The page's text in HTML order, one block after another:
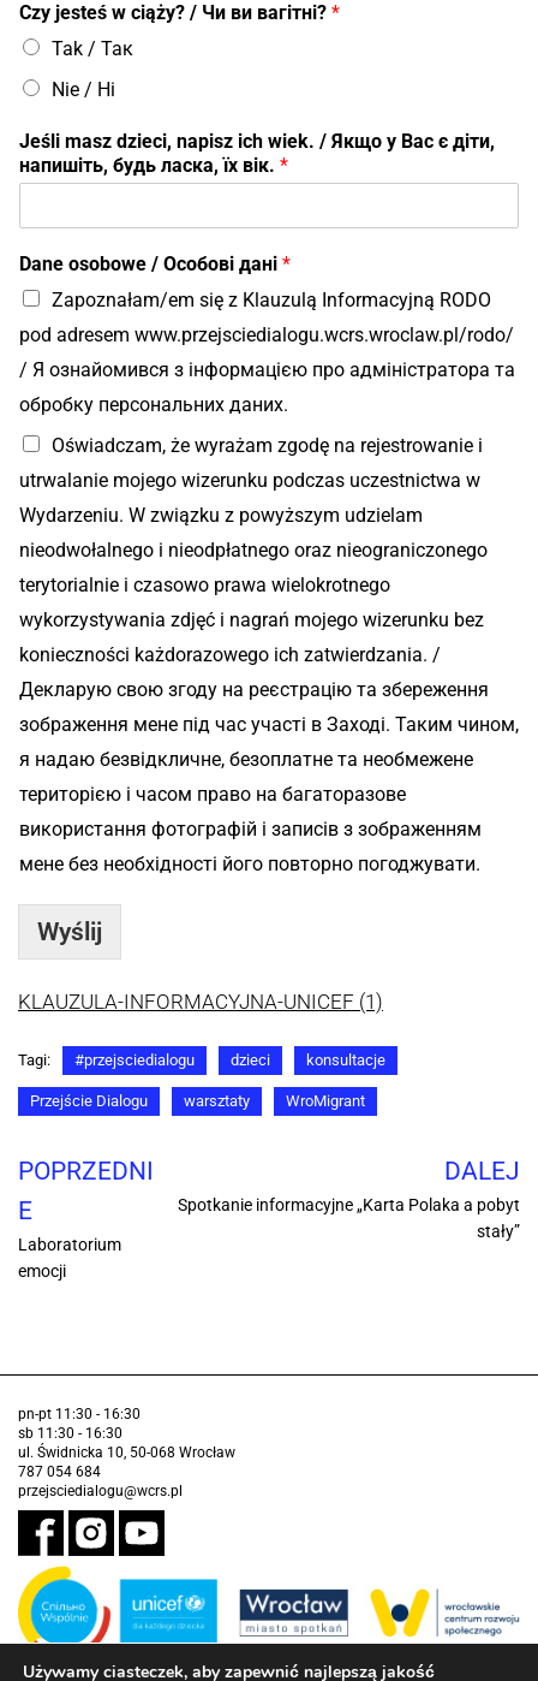
Сzy jesteś w ciąży? / Чи ви вагітні? *
Tak / Так
Nie / Ні
Jeśli masz dzieci, napisz ich wiek. / Якщо у Вас є діти,
напишіть, будь ласка, їх вік. *
Dane osobowe / Особові дані *
Zapoznałam/em się z Klauzulą Informacyjną RODO
pod adresem www.przejsciedialogu.wcrs.wroclaw.pl/rodo/
/ Я ознайомився з інформацією про адміністратора та
обробку персональних даних.
Oświadczam, że wyrażam zgodę na rejestrowanie i
utrwalanie mojego wizerunku podczas uczestnictwa w
Wydarzeniu. W związku z powyższym udzielam
nieodwołalnego i nieodpłatnego oraz nieograniczonego
terytorialnie i czasowo prawa wielokrotnego
wykorzystywania zdjęć i nagrań mojego wizerunku bez
konieczności każdorazowego ich zatwierdzania. /
Декларую свою згоду на реєстрацію та збереження
зображення мене під час участі в Заході. Таким чином,
я надаю безвідкличне, безоплатне та необмежене
територією і часом право на багаторазове
використання фотографій і записів з зображенням
мене без необхідності його повторно погоджувати.
Wyślij
KLAUZULA-INFORMACYJNA-UNICEF (1)
Tagi: #przejsciedialogu dzieci konsultacje
Przejście Dialogu warsztaty WroMigrant
POPRZEDNI
E
Laboratorium
emocji
DALEJ
Spotkanie informacyjne „Karta Polaka a pobyt
stały”
pn-pt 11:30 - 16:30
sb 11:30 - 16:30
ul. Świdnicka 10, 50-068 Wrocław
787 054 684
przejsciedialogu@wcrs.pl
Używamy ciasteczek, aby zapewnić najlepszą jakość